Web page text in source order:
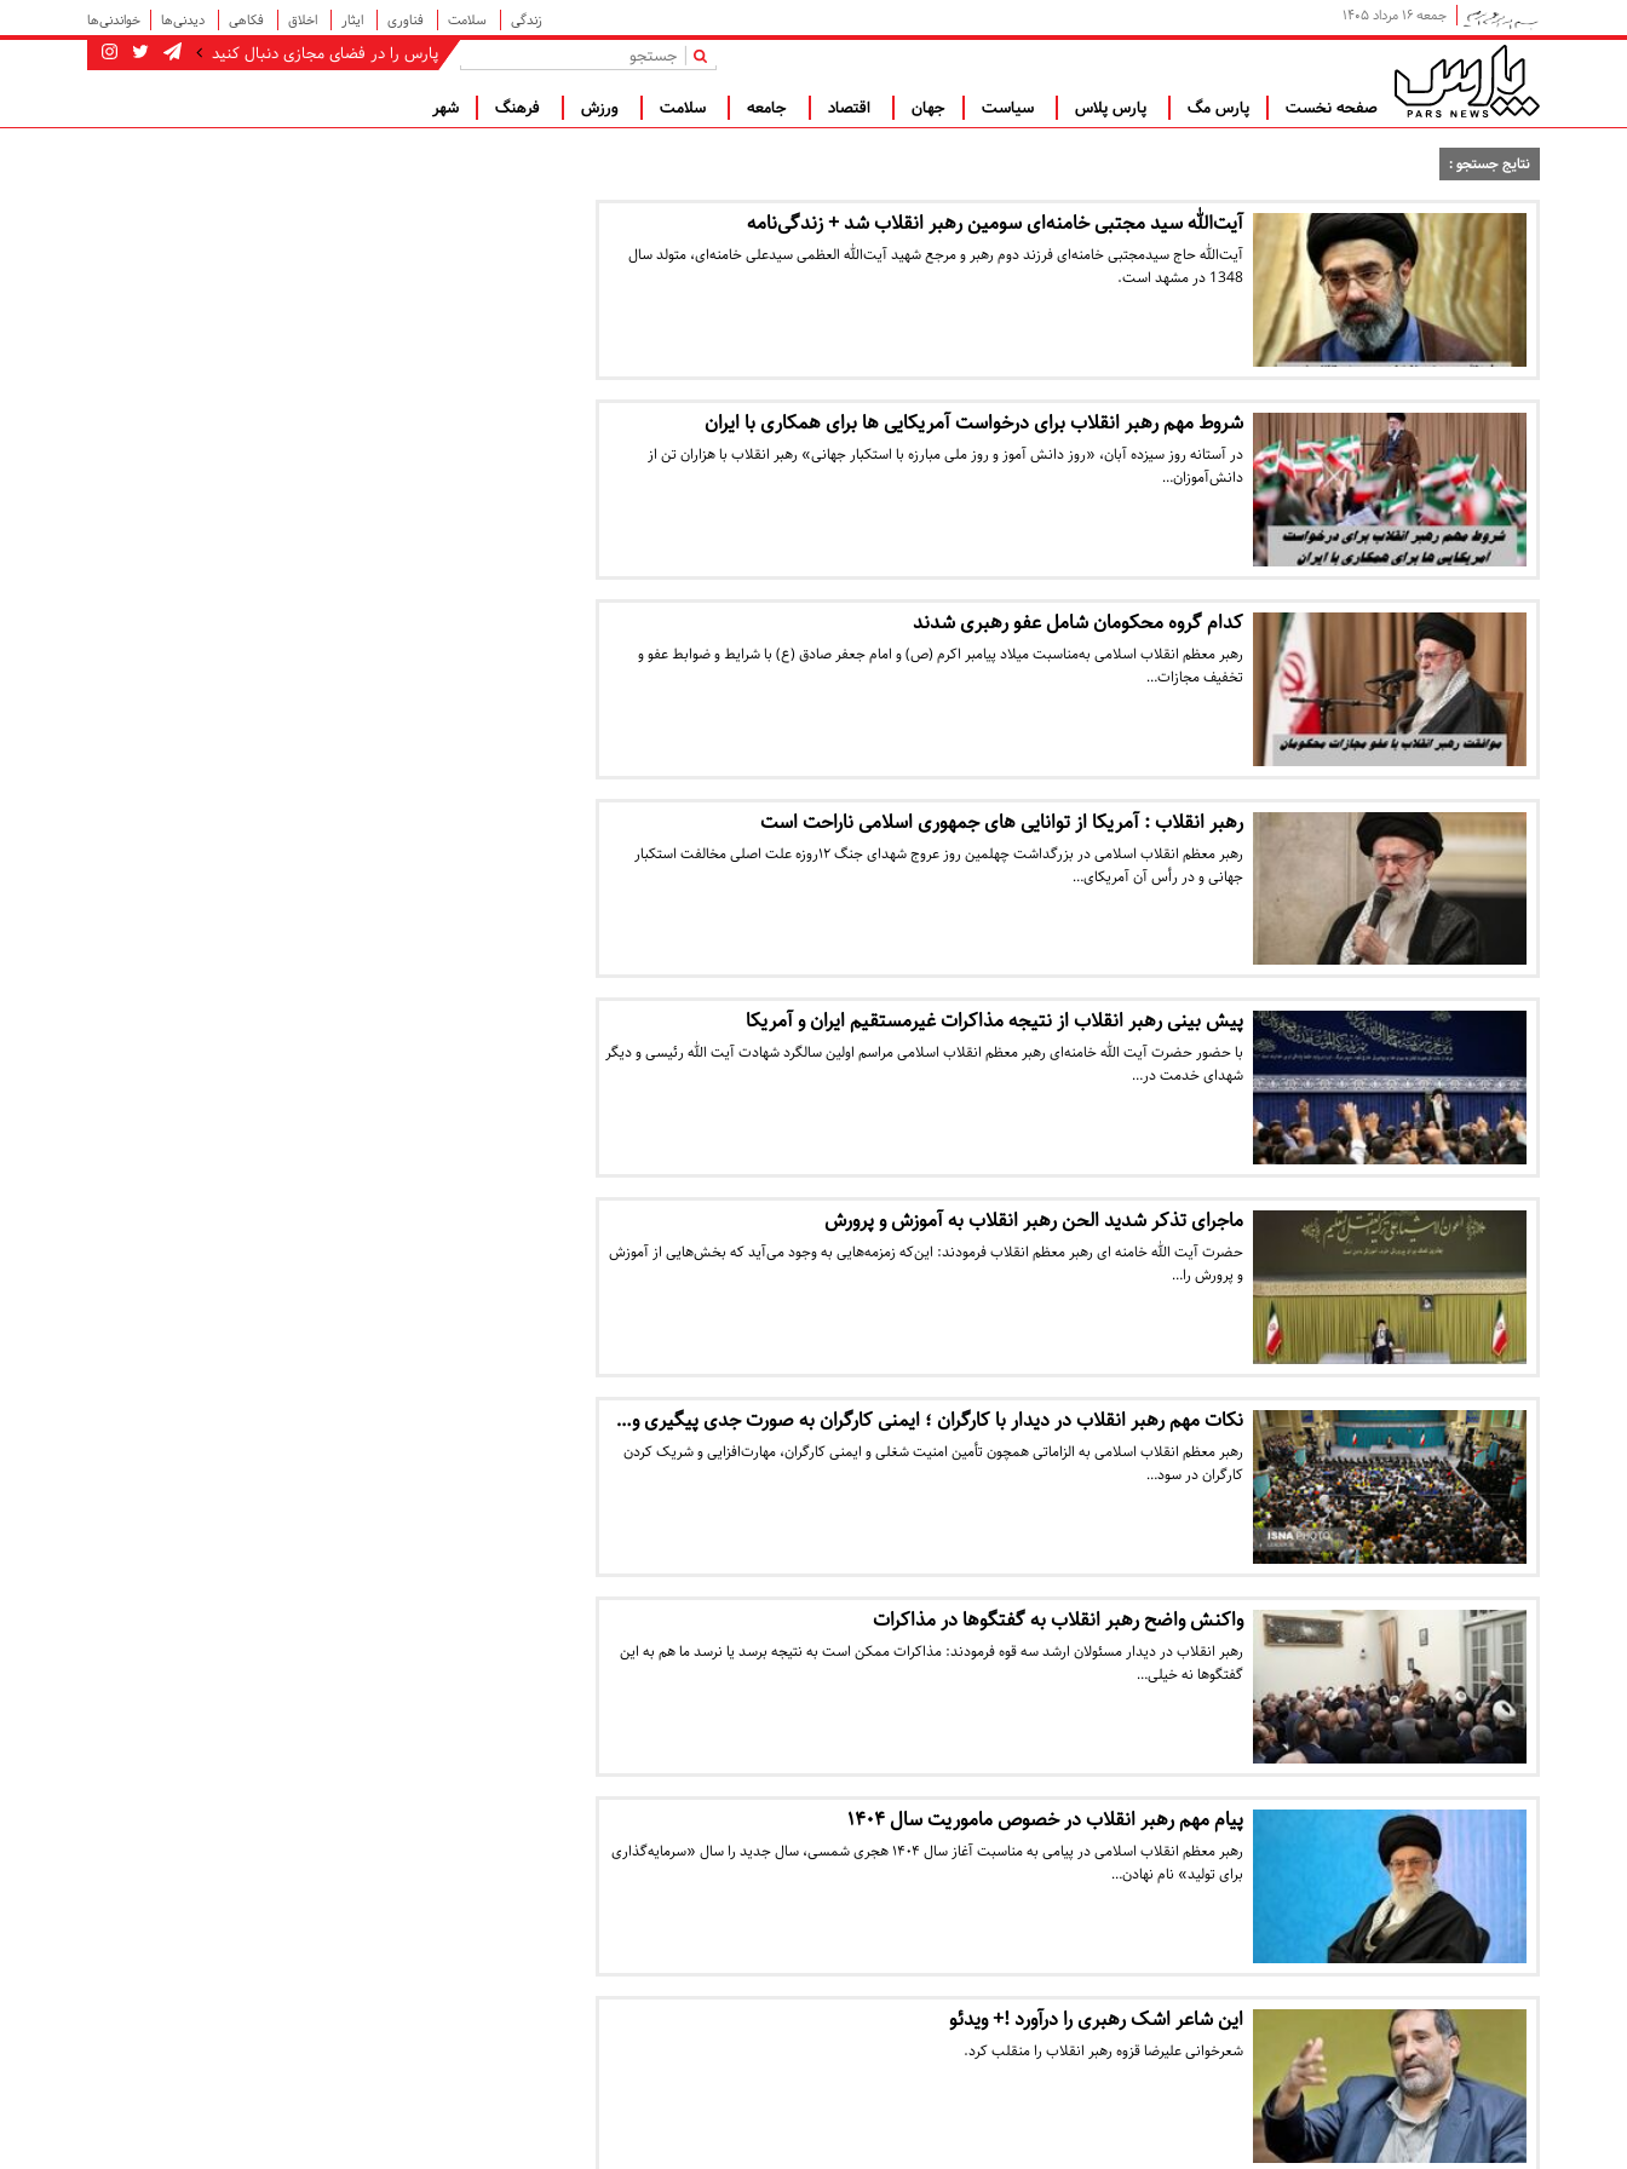
جمعه ۱۶ مرداد ۱۴۰۵ زندگی سلامت فناوری ایثار اخلاق فکاهی دیدنی‌ها خواندنی‌ها
پارس را در فضای مجازی دنبال کنید |
صفحه نخست پارس مگ پارس پلاس سیاست جهان اقتصاد جامعه سلامت ورزش فرهنگ شهر
نتایج جستجو :
آیت‌الله سید مجتبی خامنه‌ای سومین رهبر انقلاب شد + زندگی‌نامه
آیت‌الله حاج سیدمجتبی خامنه‌ای فرزند دوم رهبر و مرجع شهید آیت‌الله العظمی سیدعلی خامنه‌ای، متولد سال
1348 در مشهد است.
شروط مهم رهبر انقلاب برای درخواست آمریکایی ها برای همکاری با ایران
در آستانه روز سیزده آبان، «روز دانش آموز و روز ملی مبارزه با استکبار جهانی» رهبر انقلاب با هزاران تن از
دانش‌آموزان…
کدام گروه محکومان شامل عفو رهبری شدند
رهبر معظم انقلاب اسلامی به‌مناسبت میلاد پیامبر اکرم (ص) و امام جعفر صادق (ع) با شرایط و ضوابط عفو و
تخفیف مجازات…
رهبر انقلاب : آمریکا از توانایی‌ های جمهوری اسلامی ناراحت است
رهبر معظم انقلاب اسلامی در بزرگداشت چهلمین روز عروج شهدای جنگ ۱۲روزه علت اصلی مخالفت استکبار
جهانی و در رأس آن آمریکای…
پیش بینی رهبر انقلاب از نتیجه مذاکرات غیرمستقیم ایران و آمریکا
با حضور حضرت آیت الله خامنه‌ای رهبر معظم انقلاب اسلامی مراسم اولین سالگرد شهادت آیت الله رئیسی و دیگر
شهدای خدمت در…
ماجرای تذکر شدید الحن رهبر انقلاب به آموزش‌ و پرورش
حضرت آیت الله خامنه ای رهبر معظم انقلاب فرمودند: این‌که زمزمه‌هایی به وجود می‌آید که بخش‌هایی از آموزش
و پرورش را…
نکات مهم رهبر انقلاب در دیدار با کارگران ؛ ایمنی کارگران به صورت جدی پیگیری و…
رهبر معظم انقلاب اسلامی به الزاماتی همچون تأمین امنیت شغلی و ایمنی کارگران، مهارت‌افزایی و شریک کردن
کارگران در سود…
واکنش واضح رهبر انقلاب به گفتگوها در مذاکرات
رهبر انقلاب در دیدار مسئولان ارشد سه قوه فرمودند: مذاکرات ممکن است به نتیجه برسد یا نرسد ما هم به این
گفتگوها نه خیلی…
پیام مهم رهبر انقلاب در خصوص ماموریت سال ۱۴۰۴
رهبر معظم انقلاب اسلامی در پیامی به مناسبت آغاز سال ۱۴۰۴ هجری شمسی، سال جدید را سال «سرمایه‌گذاری
برای تولید» نام نهادن…
این شاعر اشک رهبری را درآورد !+ ویدئو
شعرخوانی علیرضا قزوه رهبر انقلاب را منقلب کرد.